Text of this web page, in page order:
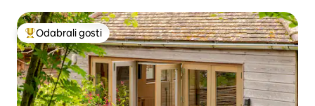
Među najviše rangiranima s oznakom „Odabrali gosti”
Odabrali gosti